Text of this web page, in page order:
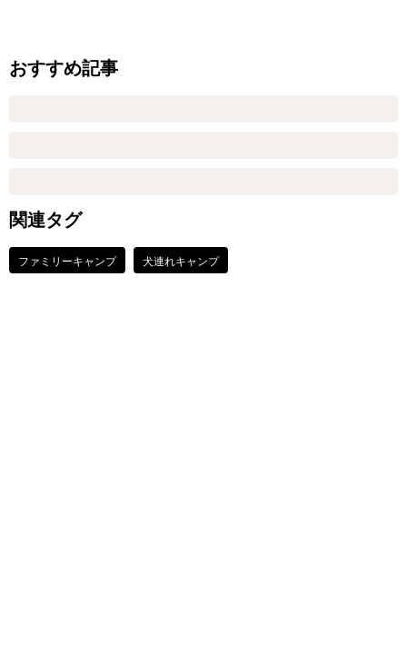
おすすめ記事
関連タグ
ファミリーキャンプ 犬連れキャンプ